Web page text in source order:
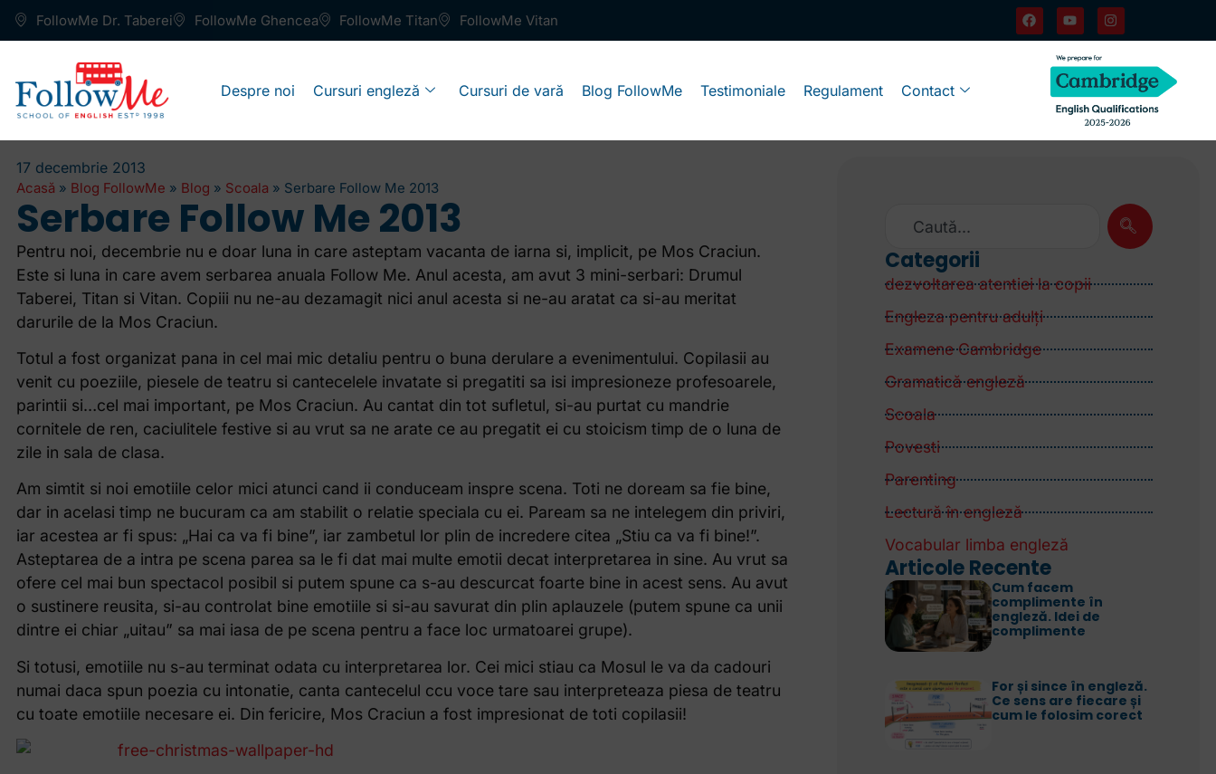
FollowMe Dr. Taberei FollowMe Ghencea FollowMe Titan FollowMe Vitan
Despre noi Cursuri engleză Cursuri de vară Blog FollowMe Testimoniale Regulament Contact
17 decembrie 2013
Acasă » Blog FollowMe » Blog » Scoala » Serbare Follow Me 2013
Serbare Follow Me 2013
Pentru noi, decembrie nu e doar luna in care asteptam vacanta de iarna si, implicit, pe Mos Craciun.
Este si luna in care avem serbarea anuala Follow Me. Anul acesta, am avut 3 mini-serbari: Drumul
Taberei, Titan si Vitan. Copiii nu ne-au dezamagit nici anul acesta si ne-au aratat ca si-au meritat
darurile de la Mos Craciun.
Totul a fost organizat pana in cel mai mic detaliu pentru o buna derulare a evenimentului. Copilasii au
venit cu poeziile, piesele de teatru si cantecelele invatate si pregatiti sa isi impresioneze profesoarele,
parintii si…cel mai important, pe Mos Craciun. Au cantat din tot sufletul, si-au purtat cu mandrie
cornitele de ren, caciulitele festive si au vrut sa ne arate ce au pregatit ei cu stoicism timp de o luna de
zile in sala de clasa.
Am simtit si noi emotiile celor mici atunci cand ii conduceam inspre scena. Toti ne doream sa fie bine,
dar in acelasi timp ne bucuram ca am stabilit o relatie speciala cu ei. Paream sa ne intelegem din priviri,
iar acestea ar fi spus: „Hai ca va fi bine”, iar zambetul lor plin de incredere citea „Stiu ca va fi bine!”.
Asteptarea de a intra pe scena parea sa le fi dat mai multe emotii decat interpretarea in sine. Au vrut sa
ofere cel mai bun spectacol posibil si putem spune ca s-au descurcat foarte bine in acest sens. Au avut
o sustinere reusita, si-au controlat bine emotiile si si-au savurat din plin aplauzele (putem spune ca unii
dintre ei chiar „uitau” sa mai iasa de pe scena pentru a face loc urmatoarei grupe).
Si totusi, emotiile nu s-au terminat odata cu interpretarea lor. Cei mici stiau ca Mosul le va da cadouri
numai daca spun poezia cu intonatie, canta cantecelul ccu voce tare sau interpreteaza piesa de teatru
cu toate emotiile necesare ei. Din fericire, Mos Craciun a fost impresionat de toti copilasii!
Categorii
dezvoltarea atentiei la copii
Engleza pentru adulţi
Examene Cambridge
Gramatică engleză
Scoala
Povesti
Parenting
Lectură în engleză
Vocabular limba engleză
Articole Recente
Cum facem
complimente în
engleză. Idei de
complimente
For și since în engleză.
Ce sens are fiecare și
cum le folosim corect